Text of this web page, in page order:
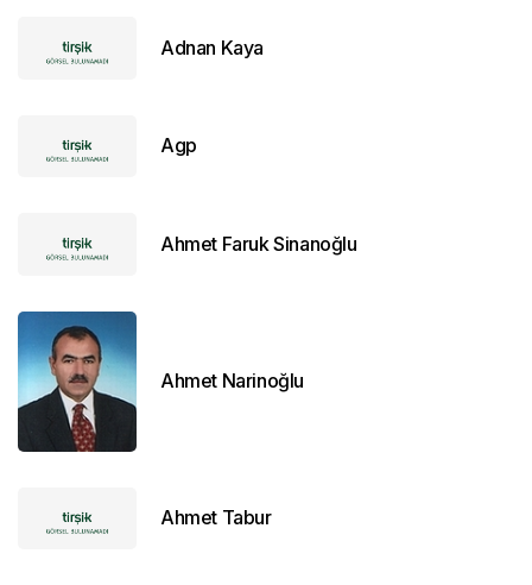
Adnan Kaya
Agp
Ahmet Faruk Sinanoğlu
Ahmet Narinoğlu
Ahmet Tabur